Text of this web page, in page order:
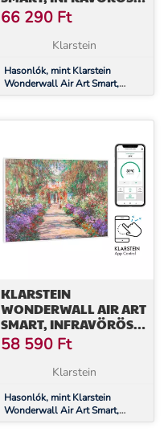
HŐSUGÁRZÓ, 80 X 60
CM, 500 W, CSILLAGOS
66 290 Ft
Klarstein
Hasonlók, mint Klarstein
Wonderwall Air Art Smart,
infravörös hősugárzó, 80 x 60
KLARSTEIN
WONDERWALL AIR ART
SMART, INFRAVÖRÖS
HŐSUGÁRZÓ, 80 X 60
CM, 500 W, KERTI ÚT
58 590 Ft
Klarstein
Hasonlók, mint Klarstein
Wonderwall Air Art Smart,
infravörös hősugárzó, 80 x 60